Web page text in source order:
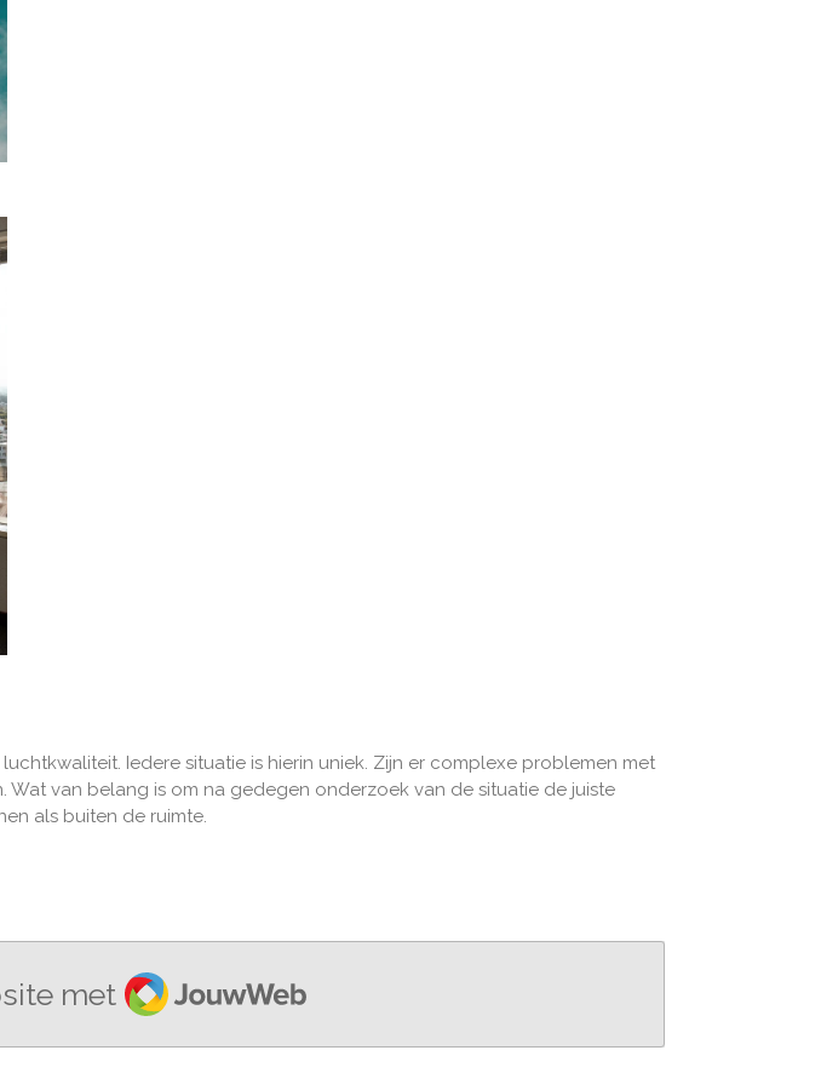
Iedere situatie is hierin uniek. Zijn er complexe problemen met
van belang is om na gedegen onderzoek van de situatie de juiste
als buiten de ruimte.
met JouwWeb